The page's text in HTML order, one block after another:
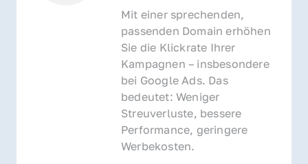
Mit einer sprechenden,
passenden Domain erhöhen
Sie die Klickrate Ihrer
Kampagnen – insbesondere
bei Google Ads. Das
bedeutet: Weniger
Streuverluste, bessere
Performance, geringere
Werbekosten.